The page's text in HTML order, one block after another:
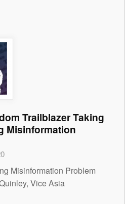
Trailblazer Taking
Misinformation
Misinformation Problem
Vice Asia